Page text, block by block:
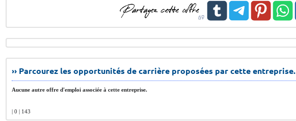
›› Parcourez les opportunités de carrière proposées par cette entreprise.
Aucune autre offre d'emploi associée à cette entreprise.
| 0 | 143